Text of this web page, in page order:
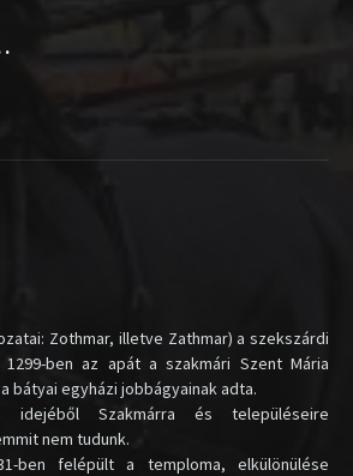
.
Zothmar, illetve Zathmar) a szekszárdi
ben az apát a szakmári Szent Mária
bátyai egyházi jobbágyainak adta.
Szakmárra és településeire
nem tudunk.
ben felépült a temploma, elkülönülése